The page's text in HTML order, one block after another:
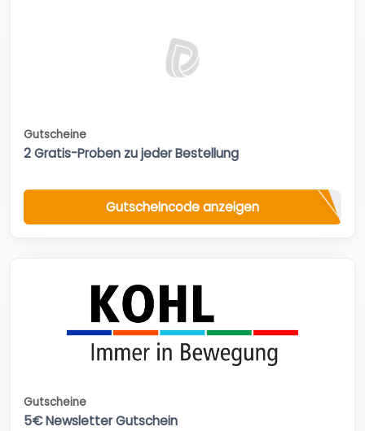
Gutscheine
2 Gratis-Proben zu jeder Bestellung
Gutscheincode anzeigen
Gutscheine
5€ Newsletter Gutschein